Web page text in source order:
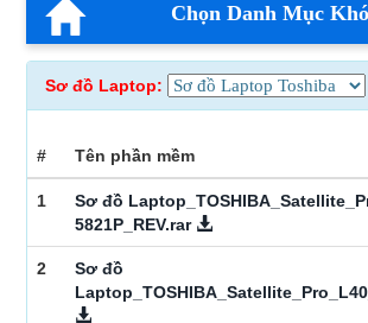
Chọn Danh Mục
Sơ đồ Laptop:
# Tên phần mềm
1
Sơ đồ
5821P_REV.rar
2
Sơ đồ